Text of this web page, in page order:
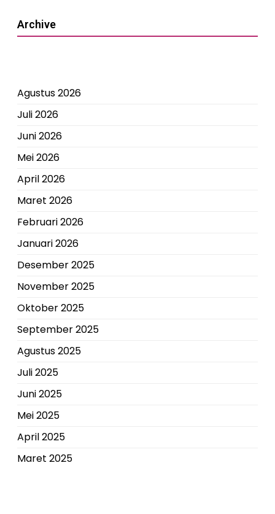
Archive
Agustus 2026
Juli 2026
Juni 2026
Mei 2026
April 2026
Maret 2026
Februari 2026
Januari 2026
Desember 2025
November 2025
Oktober 2025
September 2025
Agustus 2025
Juli 2025
Juni 2025
Mei 2025
April 2025
Maret 2025